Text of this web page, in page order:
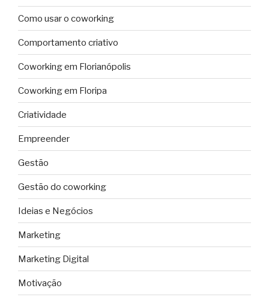
Como usar o coworking
Comportamento criativo
Coworking em Florianópolis
Coworking em Floripa
Criatividade
Empreender
Gestão
Gestão do coworking
Ideias e Negócios
Marketing
Marketing Digital
Motivação